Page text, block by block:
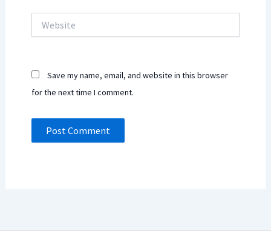
Save my name, email, and website in this browser
for the next time I comment.